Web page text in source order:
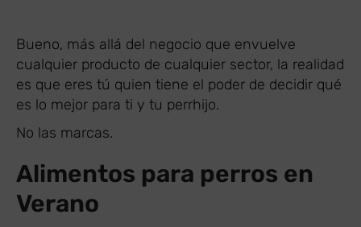
Bueno, más allá del negocio que envuelve
cualquier producto de cualquier sector, la realidad
es que eres tú quien tiene el poder de decidir qué
es lo mejor para ti y tu perrhijo.
No las marcas.
Alimentos para perros en
Verano